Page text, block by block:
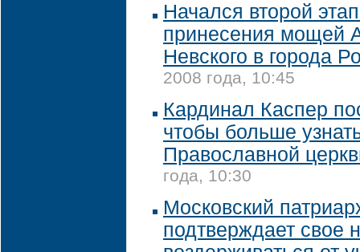
Начался второй
принесения мощей
Невского в города
2008 года, 10:45
Кардинал Каспер
чтобы больше
Православной
года, 10:30
Московский
подтверждает свое